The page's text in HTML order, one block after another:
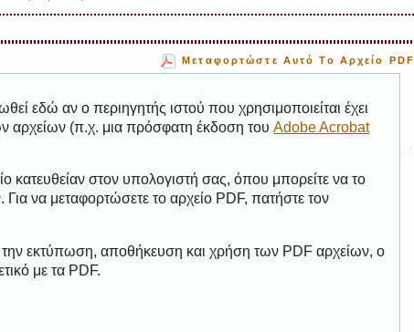
Μεταφορτώστε Αυτό Το Αρχείο PDF
εδώ αν ο περιηγητής ιστού που χρησιμοποιείται έχει
αρχείων (π.χ. μια πρόσφατη έκδοση τουAdobe Acrobat
κατευθείαν στον υπολογιστή σας, όπου μπορείτε να το
να μεταφορτώσετε το αρχείο PDF, πατήστε τον
την εκτύπωση, αποθήκευση και χρήση των PDF αρχείων, ο
με τα PDF.